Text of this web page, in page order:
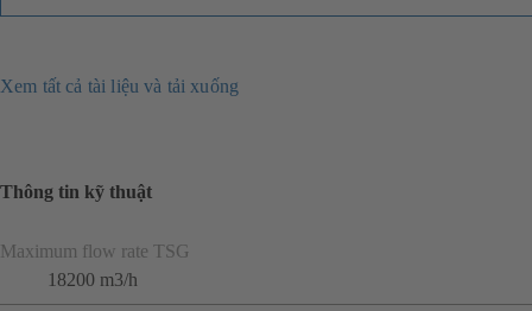
Xem tất cả tài liệu và tải xuống
Thông tin kỹ thuật
Maximum flow rate TSG
18200 m3/h